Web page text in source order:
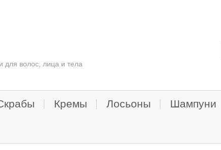
для волос, лица и тела
Кремы Лосьоны Шампуни